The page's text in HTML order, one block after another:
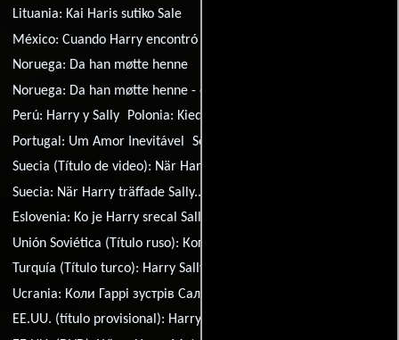
Lituania: Kai Haris sutiko Sale
México:Cuando Harry encontró a Sally...
Noruega: Da han møtte henne
Noruega: Da han møtte henne - eller vennskap og sex
Perú: Harry y Sally Polonia: Kiedy Harry poznal Sally
Portugal: Um Amor Inevitável Serbia:
Suecia (Título de video): När Harry mötte Sally
Suecia: När Harry träffade Sally...
Eslovenia: Ko je Harry srecal Sally
Unión Soviética (Título ruso): Когда Гарри встретил Салли
Turquía (Título turco): Harry Sally ile Tanisinca
Ucrania: Коли Гаррi зустрiв Саллi
EE.UU. (título provisional): Harry, This Is Sally